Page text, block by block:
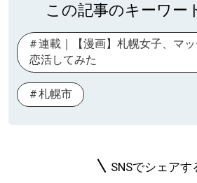
この記事のキーワー
連載｜【漫画】札幌女子、マ
恋活してみた
札幌市
SNSでシェアす